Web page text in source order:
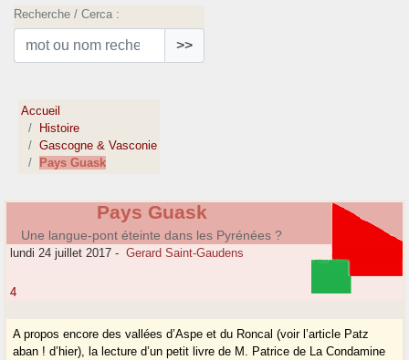
Recherche / Cerca :
>>
Accueil
Histoire
Gascogne & Vasconie
Pays Guask
Pays Guask
Une langue-pont éteinte dans les Pyrénées ?
lundi 24 juillet 2017 - Gerard Saint-Gaudens
4
A propos encore des vallées d’Aspe et du Roncal (voir l’article Patz
aban ! d’hier), la lecture d’un petit livre de M. Patrice de La Condamine